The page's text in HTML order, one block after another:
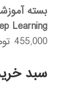
بسته
Learning
455,000
سبد